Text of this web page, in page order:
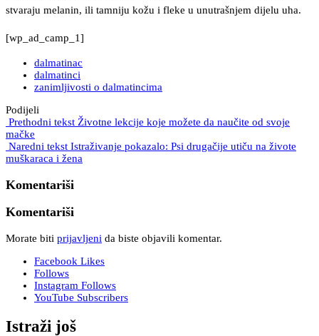
stvaraju melanin, ili tamniju kožu i fleke u unutrašnjem dijelu uha.
[wp_ad_camp_1]
dalmatinac
dalmatinci
zanimljivosti o dalmatincima
Podijeli
Prethodni tekst Životne lekcije koje možete da naučite od svoje
mačke
Naredni tekst Istraživanje pokazalo: Psi drugačije utiču na živote
muškaraca i žena
Komentariši
Komentariši
Morate biti prijavljeni da biste objavili komentar.
Facebook Likes
Follows
Instagram Follows
YouTube Subscribers
Istraži još